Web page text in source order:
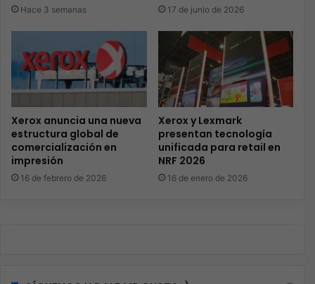
Hace 3 semanas 17 de junio de 2026
Xerox anuncia una nueva
estructura global de
comercialización en
impresión
16 de febrero de 2026
Xerox y Lexmark
presentan tecnología
unificada para retail en
NRF 2026
16 de enero de 2026